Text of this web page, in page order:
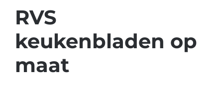
RVS
keukenbladen op
maat